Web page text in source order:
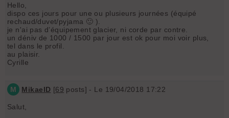
Hello,
dispo ces jours pour une ou plusieurs journées (équipé
rechaud/duvet/pyjama 🙂 ).
je n'ai pas d’équipement glacier, ni corde par contre.
un déniv de 1000 / 1500 par jour est ok pour moi voir plus,
tel dans le profil.
au plaisir.
Cyrille
M MikaelD [69 posts] - Le 19/04/2018 17:22
Salut,